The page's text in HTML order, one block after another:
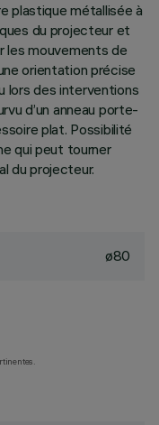
plastique métallisée à
du projecteur et
les mouvements de
orientation précise
lors des interventions
d’un anneau porte-
plat. Possibilité
qui peut tourner
du projecteur.
ø80